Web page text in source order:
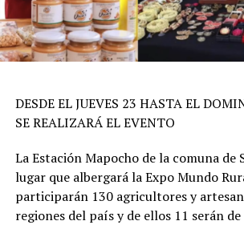
DESDE EL JUEVES 23 HASTA EL
SE REALIZARÁ EL EVENTO
La Estación Mapocho de la comuna de
lugar que albergará la Expo Mundo
participarán 130 agricultores y
regiones del país y de ellos 11 serán de